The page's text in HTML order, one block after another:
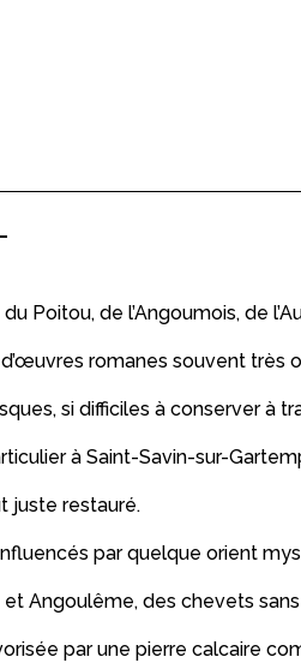
Poitou, de l’Angoumois, de
romanes souvent très
si difficiles à conserver à
à Saint-Savin-sur-
juste restauré.
par quelque orient
Angoulême, des chevets
par une pierre calcaire